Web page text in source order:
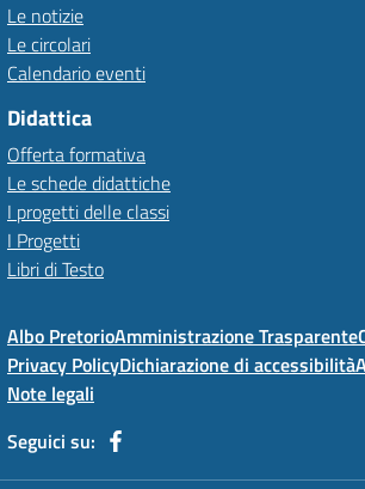
Le notizie
Le circolari
Calendario eventi
Didattica
Offerta formativa
Le schede didattiche
I progetti delle classi
I Progetti
Libri di Testo
Albo PretorioAmministrazione Trasparente
Privacy PolicyDichiarazione di accessibilità
Note legali
Seguici su: